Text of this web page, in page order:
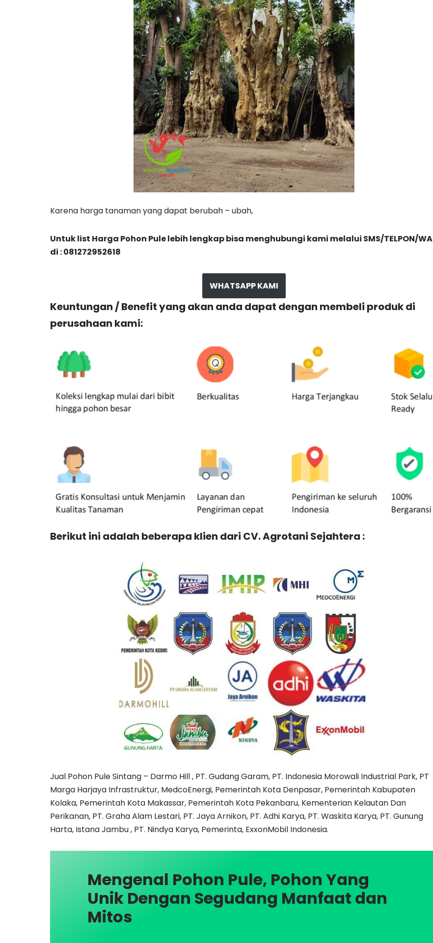
Karena harga tanaman yang dapat berubah – ubah,
Untuk list Harga Pohon Pule lebih lengkap bisa menghubungi kami melalui SMS/TELPON/WA
di : 081272952618
WHATSAPP KAMI
Keuntungan / Benefit yang akan anda dapat dengan membeli produk di
perusahaan kami:
Berikut ini adalah beberapa klien dari CV. Agrotani Sejahtera :
Jual Pohon Pule Sintang – Darmo Hill , PT. Gudang Garam, PT. Indonesia Morowali Industrial Park, PT
Marga Harjaya Infrastruktur, MedcoEnergi, Pemerintah Kota Denpasar, Pemerintah Kabupaten
Kolaka, Pemerintah Kota Makassar, Pemerintah Kota Pekanbaru, Kementerian Kelautan Dan
Perikanan, PT. Graha Alam Lestari, PT. Jaya Arnikon, PT. Adhi Karya, PT. Waskita Karya, PT. Gunung
Harta, Istana Jambu , PT. Nindya Karya, Pemerinta, ExxonMobil Indonesia.
Mengenal Pohon Pule, Pohon Yang
Unik Dengan Segudang Manfaat dan
Mitos